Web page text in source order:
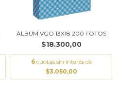
ÁLBUM VGO 13X18 200 FOTOS
$18.300,00
6 cuotas sin interés de
$3.050,00